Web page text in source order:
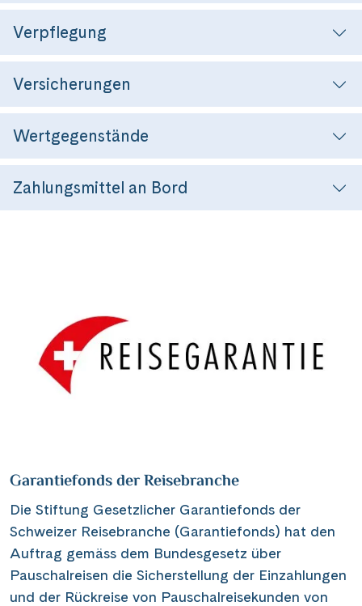
Verpflegung
Versicherungen
Wertgegenstände
Zahlungsmittel an Bord
Garantiefonds der Reisebranche
Die Stiftung Gesetzlicher Garantiefonds der
Schweizer Reisebranche (Garantiefonds) hat den
Auftrag gemäss dem Bundesgesetz über
Pauschalreisen die Sicherstellung der Einzahlungen
und der Rückreise von Pauschalreisekunden von